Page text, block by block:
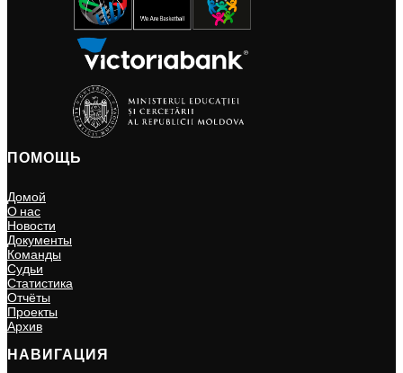
ПОМОЩЬ
Домой
О нас
Новости
Документы
Команды
Судьи
Статистика
Отчёты
Проекты
Архив
НАВИГАЦИЯ